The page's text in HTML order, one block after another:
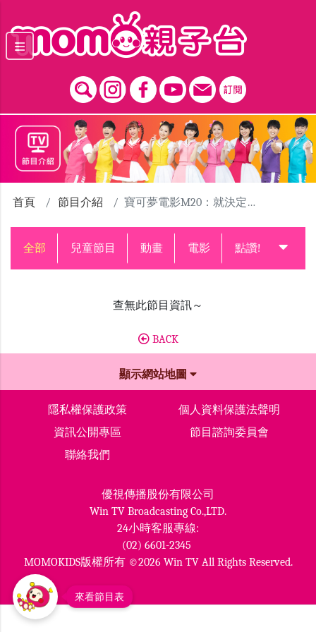
首頁 節目介紹 寶可夢電影M20：就決定是你了
全部 兒童節目 動畫 電影 點讚!升級中
查無此節目資訊～
BACK
顯示網站地圖
隱私權保護政策
個人資料保護法聲明
資訊公開專區
節目諮詢委員會
聯絡我們
優視傳播股份有限公司
Win TV Broadcasting Co.,LTD.
24小時客服專線:
(02) 6601-2345
MOMOKIDS版權所有 ©2026 Win TV All Rights Reserved.
來看節目表